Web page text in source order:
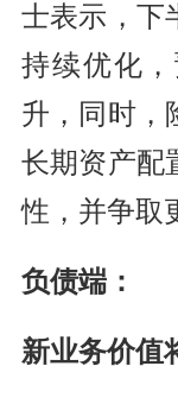
士表示，下
持续优化
升，同时，
长期资产配
性，并争取
负债端：
新业务价值